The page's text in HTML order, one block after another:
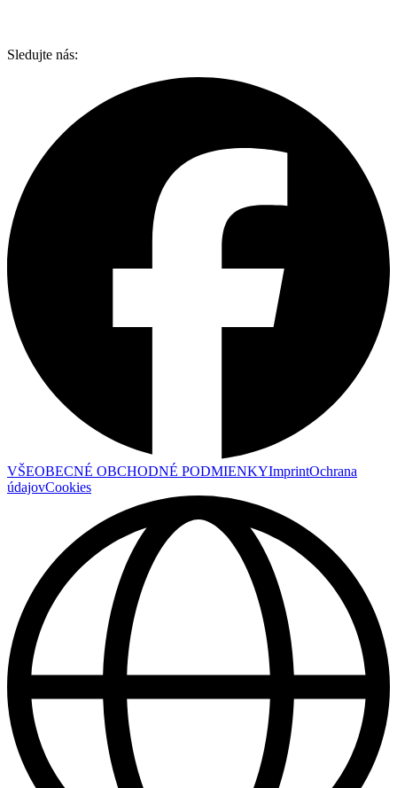
Sledujte nás:
VŠEOBECNÉ OBCHODNÉ PODMIENKYImprintOchrana
údajovCookies